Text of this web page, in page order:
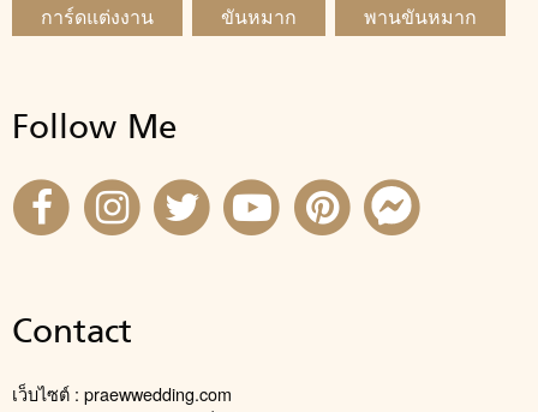
การ์ดแต่งงาน
ขันหมาก พานขันหมาก
Follow Me
Contact
เว็บไซต์ : praewwedding.com